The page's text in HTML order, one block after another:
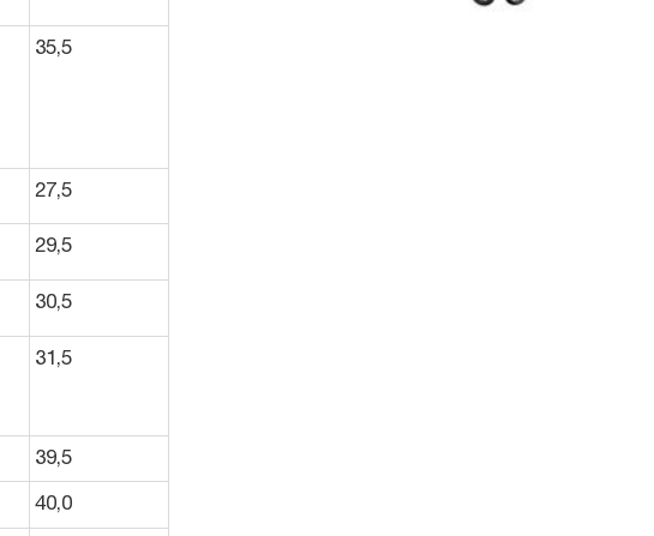
35,5
27,5
29,5
30,5
31,5
39,5
40,0